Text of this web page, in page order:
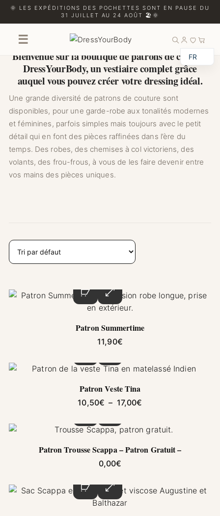
🌞 LES EXPÉDITIONS DES POCHETTES SONT EN PAUSE DU
31 JUILLET AU 24 AOÛT 🏖️🌞
☰
LA BOUTIQUE
Bienvenue sur la boutique de patrons de couture
DressYourBody, un vestiaire complet grâce
auquel vous pouvez créer votre dressing idéal.
Une grande diversité de patrons de couture sont
disponibles, pour une garde-robe aux tonalités modernes
et féminines, parfois simples mais toujours avec le petit
détail qui en font des pièces raffinées dans l’ère du
temps. Des robes, des chemises à col victoriens, des
volants, des frou-frous, à vous de les faire devenir entre
vos mains des pièces uniques.
Ce produit a plusieurs variations. Les options
Patron Summertime
11,90€
Patron Veste Tina
10,50€ – 17,00€
Patron Trousse Scappa – Patron Gratuit –
0,00€
Ce produit a plusieurs variations. Les options
FR